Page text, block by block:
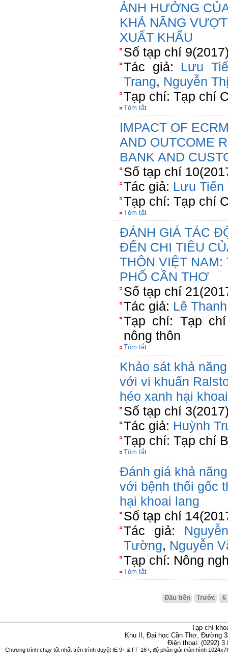
ẢNH HƯỞNG
KHẢ NĂNG
XUẤT KHẨU
Số tạp chí
Tác giả: Lưu
Trang, Nguyễn
Tạp chí: Tạp chí
Tóm tắt
IMPACT OF
AND OUTCOME
BANK AND
Số tạp chí
Tác giả: Lưu Tiến
Tạp chí: Tạp chí
Tóm tắt
ĐÁNH GIÁ TÁC
ĐẾN CHI TIÊU
THÔN VIỆT
PHỐ CẦN THƠ
Số tạp chí
Tác giả: Lê
Tạp chí: Tạp
nông thôn
Tóm tắt
Khảo sát khả
với vi khuẩn
héo xanh hại
Số tạp chí
Tác giả: Huỳnh
Tạp chí: Tạp chí
Tóm tắt
Đánh giá khả
với bệnh thối gốc
hại khoai lang
Số tạp chí
Tác giả:
Tường, Nguyễn
Tạp chí: Nông
Tóm tắt
Đầu tiên Trước 6
Tạp chí
Khu II, Đại học Cần Thơ, Đường
Điện thoại: (0292)
Chương trình chạy tốt nhất trên trình duyệt IE 9+ & FF 16+, độ phân giải màn hình